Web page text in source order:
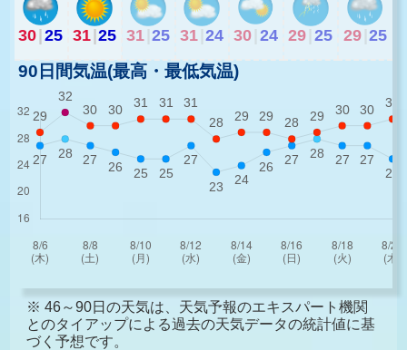
30 25 31 25 31 25 31 24 30 24 29 25 29 25
90日間気温(最高・最低気温)
※ 46～90日の天気は、天気予報のエキスパート機関
とのタイアップによる過去の天気データの統計値に基
づく予想です。